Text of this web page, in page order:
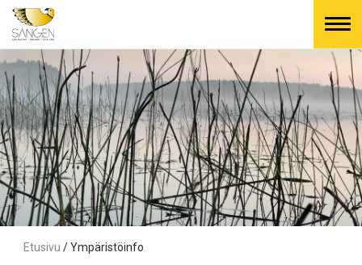
Skip
to
content
Etusivu /Ympäristöinfo